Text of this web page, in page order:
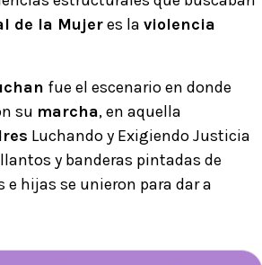
de la Mujeres la violencia
fue el escenario en donde
su marcha, en aquella
Luchando y Exigiendo Justicia
y banderas pintadas de
e hijas se unieron para dar a